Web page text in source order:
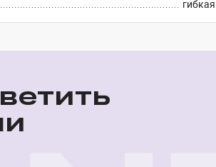
гибкая